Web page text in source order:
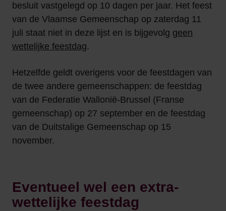
besluit vastgelegd op 10 dagen per jaar. Het feest
van de Vlaamse Gemeenschap op zaterdag 11
juli staat niet in deze lijst en is bijgevolg geen
wettelijke feestdag.
Hetzelfde geldt overigens voor de feestdagen van
de twee andere gemeenschappen: de feestdag
van de Federatie Wallonië-Brussel (Franse
gemeenschap) op 27 september en de feestdag
van de Duitstalige Gemeenschap op 15
november.
Eventueel wel een extra-
wettelijke feestdag